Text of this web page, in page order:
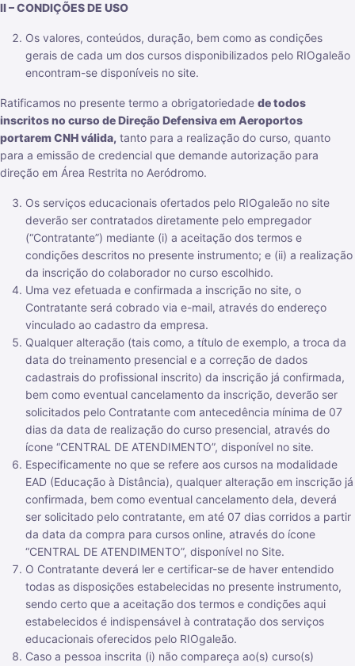
II – CONDIÇÕES DE USO
Os valores, conteúdos, duração, bem como as condições
gerais de cada um dos cursos disponibilizados pelo RIOgaleão
encontram-se disponíveis no site.
Ratificamos no presente termo a obrigatoriedade de todos
inscritos no curso de Direção Defensiva em Aeroportos
portarem CNH válida, tanto para a realização do curso, quanto
para a emissão de credencial que demande autorização para
direção em Área Restrita no Aeródromo.
Os serviços educacionais ofertados pelo RIOgaleão no site
deverão ser contratados diretamente pelo empregador
(“Contratante”) mediante (i) a aceitação dos termos e
condições descritos no presente instrumento; e (ii) a realização
da inscrição do colaborador no curso escolhido.
Uma vez efetuada e confirmada a inscrição no site, o
Contratante será cobrado via e-mail, através do endereço
vinculado ao cadastro da empresa.
Qualquer alteração (tais como, a título de exemplo, a troca da
data do treinamento presencial e a correção de dados
cadastrais do profissional inscrito) da inscrição já confirmada,
bem como eventual cancelamento da inscrição, deverão ser
solicitados pelo Contratante com antecedência mínima de 07
dias da data de realização do curso presencial, através do
ícone “CENTRAL DE ATENDIMENTO”, disponível no site.
Especificamente no que se refere aos cursos na modalidade
EAD (Educação à Distância), qualquer alteração em inscrição já
confirmada, bem como eventual cancelamento dela, deverá
ser solicitado pelo contratante, em até 07 dias corridos a partir
da data da compra para cursos online, através do ícone
“CENTRAL DE ATENDIMENTO”, disponível no Site.
O Contratante deverá ler e certificar-se de haver entendido
todas as disposições estabelecidas no presente instrumento,
sendo certo que a aceitação dos termos e condições aqui
estabelecidos é indispensável à contratação dos serviços
educacionais oferecidos pelo RIOgaleão.
Caso a pessoa inscrita (i) não compareça ao(s) curso(s)